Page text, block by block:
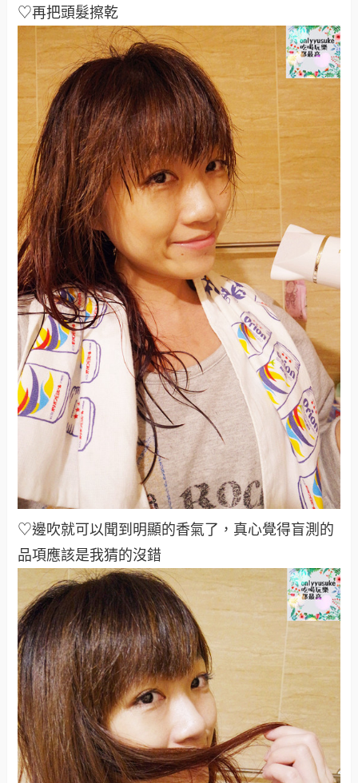
♡再把頭髮擦乾
♡邊吹就可以聞到明顯的香氣了，真心覺得盲測的
品項應該是我猜的沒錯